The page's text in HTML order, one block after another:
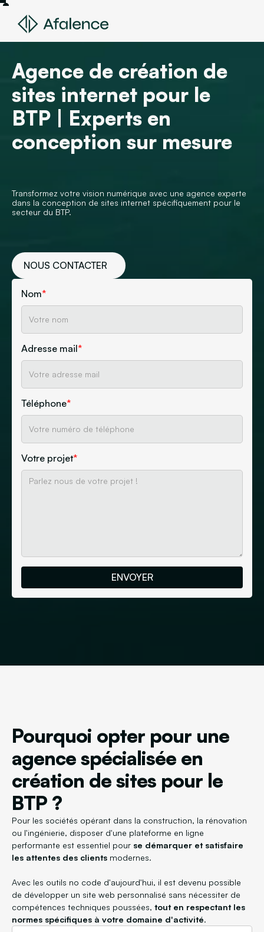
Agence de création de
sites internet pour le
BTP | Experts en
conception sur mesure
Transformez votre vision numérique avec une agence experte
dans la conception de sites internet spécifiquement pour le
secteur du BTP.
NOUS CONTACTER
Nom*
Adresse mail*
Téléphone*
Votre projet*
Pourquoi opter pour une
agence spécialisée en
création de sites pour le
BTP ?
Pour les sociétés opérant dans la construction, la rénovation
ou l'ingénierie, disposer d'une plateforme en ligne
performante est essentiel pour se démarquer et satisfaire
les attentes des clients modernes.
Avec les outils no code d'aujourd'hui, il est devenu possible
de développer un site web personnalisé sans nécessiter de
compétences techniques poussées, tout en respectant les
normes spécifiques à votre domaine d'activité.